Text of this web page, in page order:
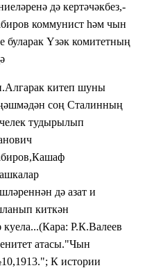
дә кертәчәкбез,-
коммунист һәм чын
буларак Үзәк комитетның
китеп шуны
соң Сталинның
тудырылып
дә азат и
киткән
куела...(Кара: Р.К.Валеев
атасы."Чын
К истории